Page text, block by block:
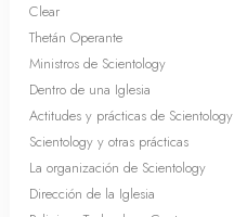
Clear
Thetán Operante
Ministros de Scientology
Dentro de una Iglesia
Actitudes y prácticas de Scientology
Scientology y otras prácticas
La organización de Scientology
Dirección de la Iglesia